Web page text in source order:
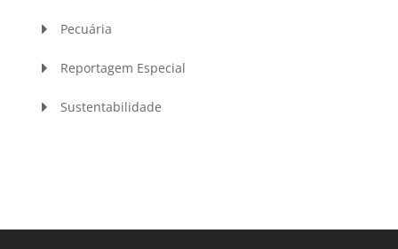
Pecuária
Reportagem Especial
Sustentabilidade